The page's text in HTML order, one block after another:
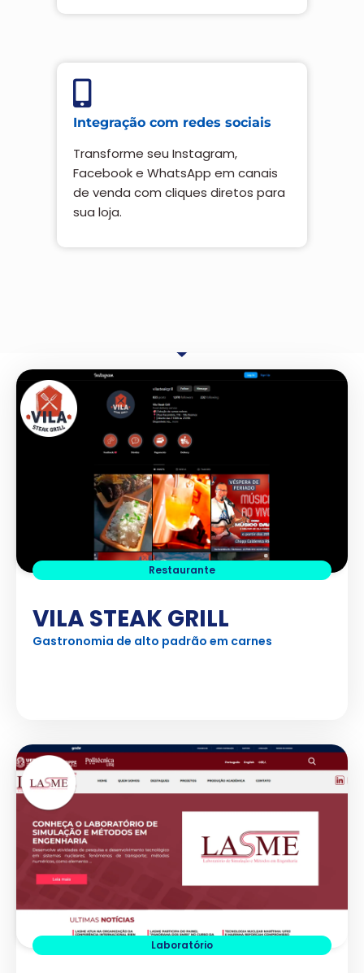
Integração com redes sociais
Transforme seu Instagram,
Facebook e WhatsApp em canais
de venda com cliques diretos para
sua loja.
Restaurante
VILA STEAK GRILL
Gastronomia de alto padrão em carnes
Laboratório